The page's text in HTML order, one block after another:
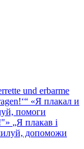
und erbarme
«Я плакал и
помоги
„Я плакав і
допоможи